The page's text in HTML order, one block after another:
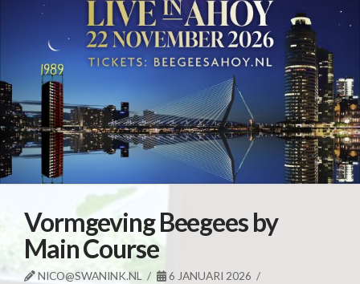
Vormgeving Beegees by
Main Course
NICO@SWANINK.NL 6 JANUARI 2026